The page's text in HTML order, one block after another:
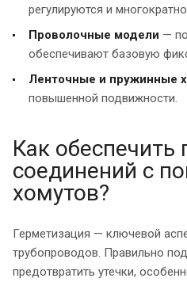
регулируются и
Проволочные модели —
обеспечивают базовую
Ленточные и пружинные
повышенной подвижности.
Как
соединений с
хомутов?
Герметизация — ключевой
трубопроводов. Правильно
предотвратить утечки,